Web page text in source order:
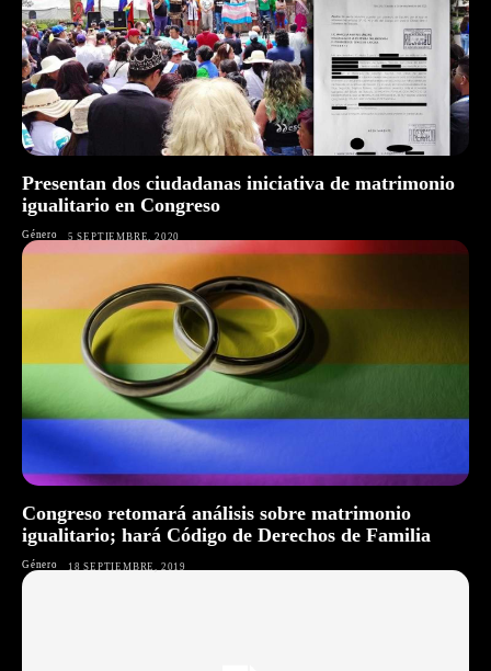
Presentan dos ciudadanas iniciativa de matrimonio
igualitario en Congreso
Género 5 SEPTIEMBRE, 2020
Congreso retomará análisis sobre matrimonio
igualitario; hará Código de Derechos de Familia
Género 18 SEPTIEMBRE, 2019